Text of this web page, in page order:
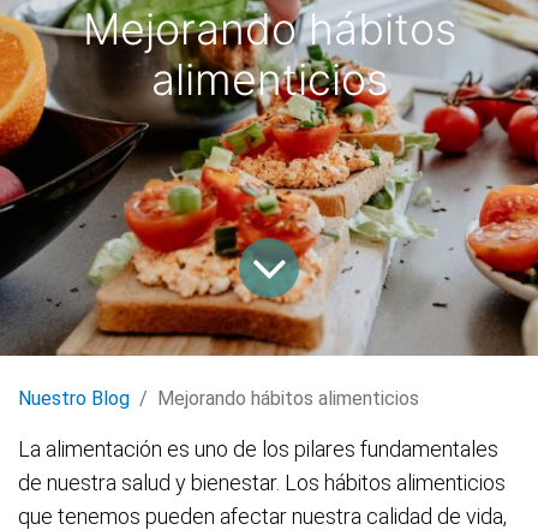
Mejorando hábitos
alimenticios
Nuestro Blog Mejorando hábitos alimenticios
La alimentación es uno de los pilares fundamentales
de nuestra salud y bienestar. Los hábitos alimenticios
que tenemos pueden afectar nuestra calidad de vida,